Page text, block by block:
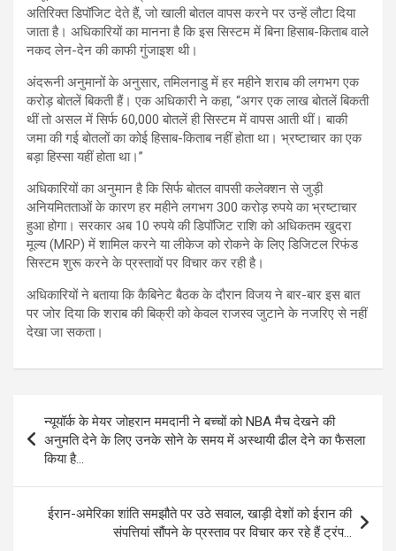
अतिरिक्त डिपॉजिट देते हैं, जो खाली बोतल वापस करने पर उन्हें लौटा दिया
जाता है। अधिकारियों का मानना है कि इस सिस्टम में बिना हिसाब-किताब वाले
नकद लेन-देन की काफी गुंजाइश थी।
अंदरूनी अनुमानों के अनुसार, तमिलनाडु में हर महीने शराब की लगभग एक
करोड़ बोतलें बिकती हैं। एक अधिकारी ने कहा, “अगर एक लाख बोतलें बिकती
थीं तो असल में सिर्फ 60,000 बोतलें ही सिस्टम में वापस आती थीं। बाकी
जमा की गई बोतलों का कोई हिसाब-किताब नहीं होता था। भ्रष्टाचार का एक
बड़ा हिस्सा यहीं होता था।”
अधिकारियों का अनुमान है कि सिर्फ बोतल वापसी कलेक्शन से जुड़ी
अनियमितताओं के कारण हर महीने लगभग 300 करोड़ रुपये का भ्रष्टाचार
हुआ होगा। सरकार अब 10 रुपये की डिपॉजिट राशि को अधिकतम खुदरा
मूल्य (MRP) में शामिल करने या लीकेज को रोकने के लिए डिजिटल रिफंड
सिस्टम शुरू करने के प्रस्तावों पर विचार कर रही है।
अधिकारियों ने बताया कि कैबिनेट बैठक के दौरान विजय ने बार-बार इस बात
पर जोर दिया कि शराब की बिक्री को केवल राजस्व जुटाने के नजरिए से नहीं
देखा जा सकता।
navigation
न्यूयॉर्क के मेयर जोहरान ममदानी ने बच्चों को NBA मैच देखने की
अनुमति देने के लिए उनके सोने के समय में अस्थायी ढील देने का फैसला
किया है…
ईरान-अमेरिका शांति समझौते पर उठे सवाल, खाड़ी देशों को ईरान की
संपत्तियां सौंपने के प्रस्ताव पर विचार कर रहे हैं ट्रंप…